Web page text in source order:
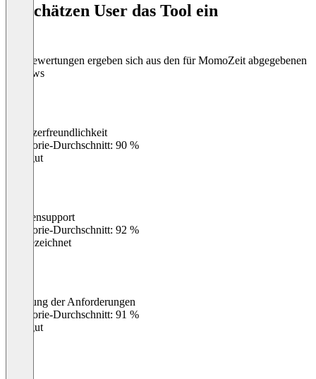
So schätzen User das Tool ein
Die Bewertungen ergeben sich aus den für MomoZeit abgegebenen
Reviews
Benutzerfreundlichkeit
Kategorie-Durchschnitt: 90 %
Sehr gut
Kundensupport
Kategorie-Durchschnitt: 92 %
Ausgezeichnet
Erfüllung der Anforderungen
Kategorie-Durchschnitt: 91 %
Sehr gut